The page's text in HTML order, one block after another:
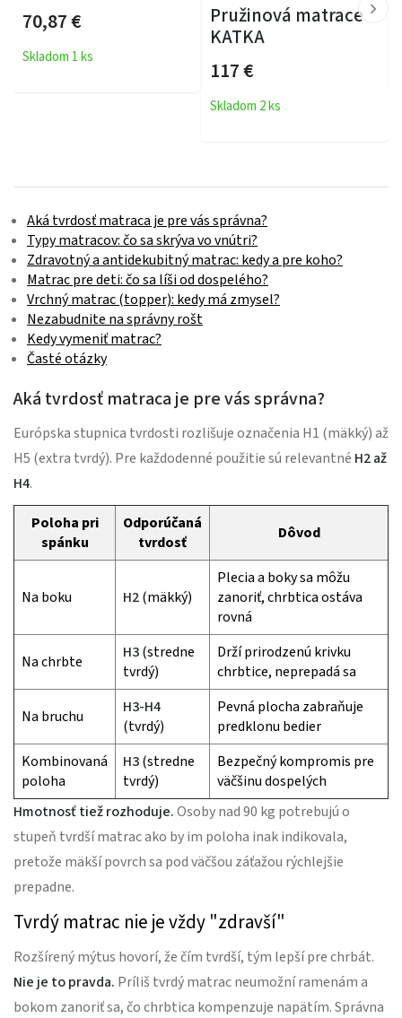
70,87€
Skladom 1 ks
Pružinová matrace
KATKA
117€
Skladom 2 ks
Aká tvrdosť matraca je pre vás správna?
Typy matracov: čo sa skrýva vo vnútri?
Zdravotný a antidekubitný matrac: kedy a pre koho?
Matrac pre deti: čo sa líši od dospelého?
Vrchný matrac (topper): kedy má zmysel?
Nezabudnite na správny rošt
Kedy vymeniť matrac?
Časté otázky
Aká tvrdosť matraca je pre vás správna?
Európska stupnica tvrdosti rozlišuje označenia H1 (mäkký) až
H5 (extra tvrdý). Pre každodenné použitie sú relevantné H2 až
H4.
Poloha pri
spánku
Odporúčaná
tvrdosť
Dôvod
Na boku H2(mäkký)
Plecia a boky sa môžu
zanoriť, chrbtica ostáva
rovná
Na chrbte H3(stredne
tvrdý)
Drží prirodzenú krivku
chrbtice, neprepadá sa
Na bruchu
H3-H4
(tvrdý)
Pevná plocha zabraňuje
predklonu bedier
Kombinovaná
poloha
H3(stredne
tvrdý)
Bezpečný kompromis pre
väčšinu dospelých
Hmotnosť tiež rozhoduje.Osoby nad 90 kg potrebujú o
stupeň tvrdší matrac ako by im poloha inak indikovala,
pretože mäkší povrch sa pod väčšou záťažou rýchlejšie
prepadne.
Tvrdý matrac nie je vždy "zdravší"
Rozšírený mýtus hovorí, že čím tvrdší, tým lepší pre chrbát.
Nie je to pravda. Príliš tvrdý matrac neumožní ramenám a
bokom zanoriť sa, čo chrbtica kompenzuje napätím. Správna